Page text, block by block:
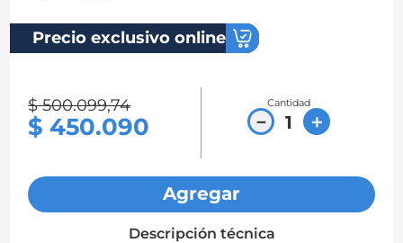
Precio exclusivo online
$ 500.099,74
$ 450.090
Cantidad
＋
－
Agregar
Descripción técnica
7.
sail
chevrolet spark gt